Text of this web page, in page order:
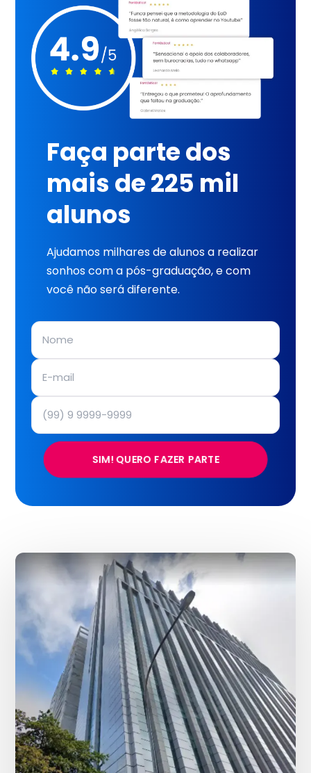
Faça parte dos
mais de 225 mil
alunos
Ajudamos milhares de alunos a realizar
sonhos com a pós-graduação, e com
você não será diferente.
SIM! QUERO FAZER PARTE